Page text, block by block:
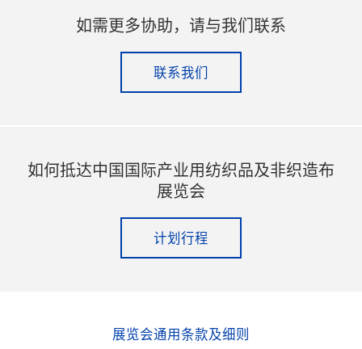
如需更多协助，请与我们联系
联系我们
如何抵达中国国际产业用纺织品及非织造布
展览会
计划行程
展览会通用条款及细则